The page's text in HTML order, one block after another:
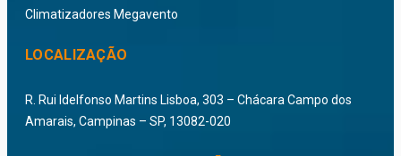
Climatizadores Megavento
LOCALIZAÇÃO
R. Rui Idelfonso Martins Lisboa, 303 – Chácara Campo dos
Amarais, Campinas – SP, 13082-020